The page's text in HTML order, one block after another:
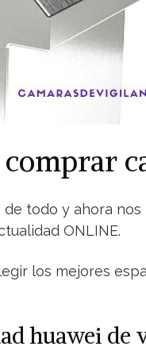
todo y ahora
ONLINE.
los mejores
huawei de